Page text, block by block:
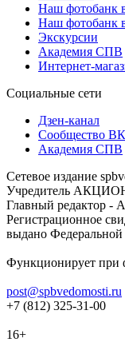
Наш фотобанк
Наш фотобанк
Экскурсии
Академия СПВ
Интернет-
Социальные сети
Дзен-канал
Сообщество
Академия СПВ
Сетевое издание
Учредитель
Главный редактор -
Регистрационное
выдано Федеральной
Функционирует при
post@spbvedomosti.ru
+7 (812) 325-31-00
16+